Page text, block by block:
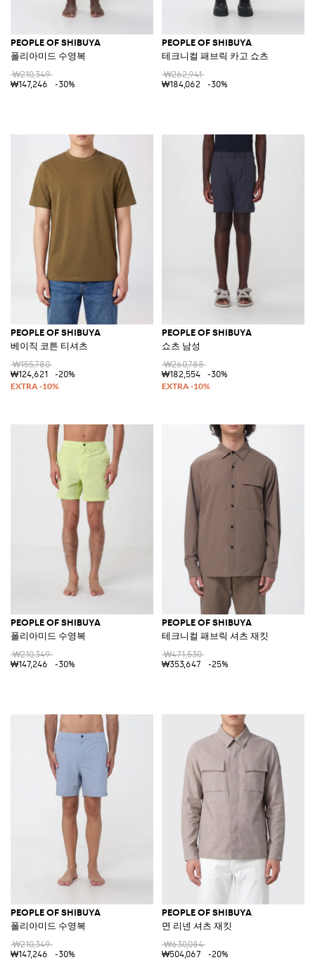
PEOPLE OF SHIBUYA
폴리아미드 수영복
₩210,349
₩147,246
-30%
PEOPLE OF SHIBUYA
테크니컬 패브릭 카고 쇼츠
₩262,941
₩184,062
-30%
PEOPLE OF SHIBUYA
베이직 코튼 티셔츠
₩155,780
₩124,621
-20%
PEOPLE OF SHIBUYA
쇼츠 남성
₩260,788
₩182,554
-30%
PEOPLE OF SHIBUYA
폴리아미드 수영복
₩210,349
₩147,246
-30%
PEOPLE OF SHIBUYA
테크니컬 패브릭 셔츠 재킷
₩471,530
₩353,647
-25%
PEOPLE OF SHIBUYA
폴리아미드 수영복
₩210,349
₩147,246
-30%
PEOPLE OF SHIBUYA
면 리넨 셔츠 재킷
₩630,084
₩504,067
-20%